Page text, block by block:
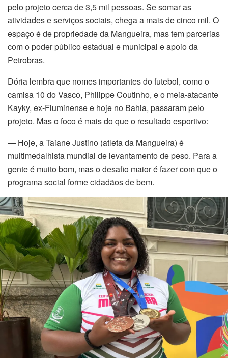
istanbul
pelo projeto cerca de 3,5 mil pessoas. Se somar as
atividades e serviços sociais, chega a mais de cinco mil. O
espaço é de propriedade da Mangueira, mas tem parcerias
com o poder público estadual e municipal e apoio da
Petrobras.
Dória lembra que nomes importantes do futebol, como o
camisa 10 do Vasco, Philippe Coutinho, e o meia-atacante
Kayky, ex-Fluminense e hoje no Bahia, passaram pelo
projeto. Mas o foco é mais do que o resultado esportivo:
— Hoje, a Taiane Justino (atleta da Mangueira) é
multimedalhista mundial de levantamento de peso. Para a
gente é muito bom, mas o desafio maior é fazer com que o
programa social forme cidadãos de bem.